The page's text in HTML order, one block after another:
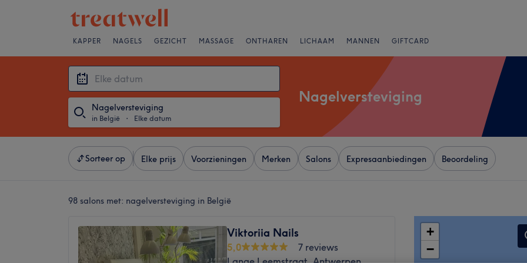
KAPPER NAGELS GEZICHT MASSAGE ONTHAREN LICHAAM MANNEN GIFTCARD
Nagelversteviging
in België ・ Elke datum
Nagelversteviging
Sorteer op Elke prijs Voorzieningen Merken Salons Expresaanbiedingen Beoordeling
98 salons met: nagelversteviging in België
Viktoriia Nails
5,0
7 reviews
+
−